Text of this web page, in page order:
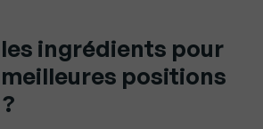
ingrédients pour
positions